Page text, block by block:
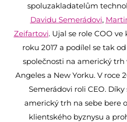
spoluzakladatelům
Davidu Semerádovi,
Zeifartovi. Ujal se role COO
roku 2017 a podílel se tak
společnosti na americký trh
Angeles a New Yorku. V roce
Semerádovi roli CEO.
americký trh na sebe bere
klientského byznysu a